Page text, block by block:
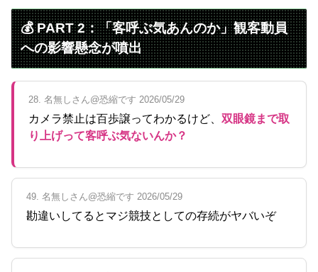
💰 PART 2：「客呼ぶ気あんのか」観客動員
への影響懸念が噴出
28. 名無しさん@恐縮です 2026/05/29
カメラ禁止は百歩譲ってわかるけど、 双眼鏡まで取
り上げって客呼ぶ気ないんか？
49. 名無しさん@恐縮です 2026/05/29
勘違いしてるとマジ競技としての存続がヤバいぞ